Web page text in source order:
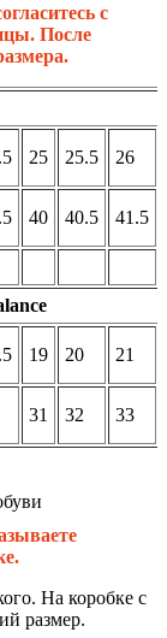
с
После
25 25.5 26
40 40.5 41.5
19 20 21
31 32 33
На коробке с
размер.